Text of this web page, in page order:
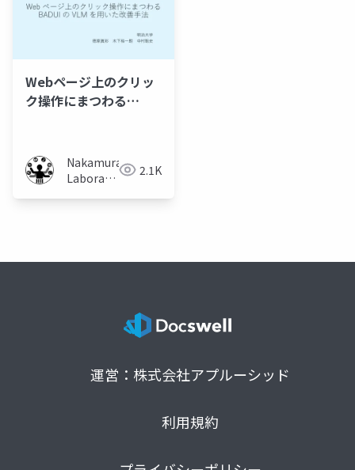
Webページ上のクリッ
ク操作にまつわる
Nakamura
Laboratory
2.1K
運営：株式会社アプルーシッド
利用規約